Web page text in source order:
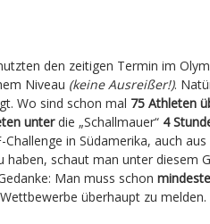
den zeitigen Termin im
Niveau (keine Ausreißer!).
Wo sind schon mal 75 Athleten
unterdie „Schallmauer“ 4
in Südamerika, auch
haben, schaut man unter diesem
Man muss schon
überhaupt zu melden.